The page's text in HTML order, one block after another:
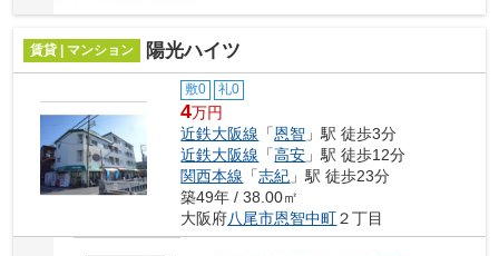
賃貸 | マンション 陽光ハイツ
敷0 礼0
4万円
近鉄大阪線 「恩智 」駅 徒歩3分
近鉄大阪線 「高安 」駅 徒歩12分
関西本線 「志紀 」駅 徒歩23分
築49年 / 38.00㎡
大阪府八尾市恩智中町２丁目